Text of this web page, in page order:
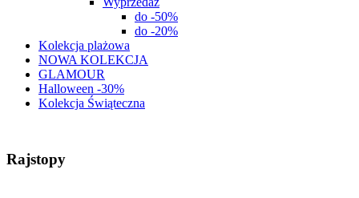
do -50%
do -20%
Kolekcja plażowa
NOWA KOLEKCJA
GLAMOUR
Halloween -30%
Kolekcja Świąteczna
Rajstopy